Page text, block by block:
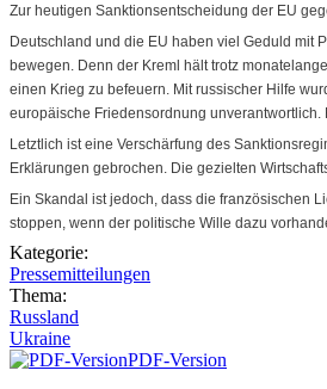
eu-fahne.jpg
Zur heutigen Sanktionsentscheidung der EU
Deutschland und die EU haben viel Geduld mit
bewegen. Denn der Kreml hält trotz
einen Krieg zu befeuern. Mit russischer Hilfe
europäische Friedensordnung
Letztlich ist eine Verschärfung des
Erklärungen gebrochen. Die gezielten
Ein Skandal ist jedoch, dass die französischen
stoppen, wenn der politische Wille dazu
Kategorie:
Pressemitteilungen
Thema:
Russland
Ukraine
PDF-Version